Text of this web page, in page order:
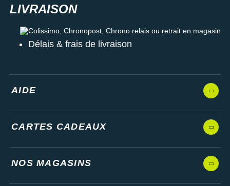
Colissimo, Chronopost, Chrono relais ou retrait en magasin
Délais & frais de livraison
AIDE
CARTES CADEAUX
NOS MAGASINS